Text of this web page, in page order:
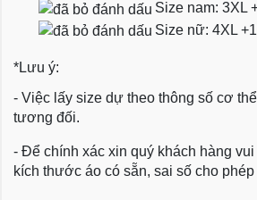
Size nam: 3XL
Size nữ: 4XL
*Lưu ý:
- Việc lấy size dự theo thông số cơ
tương đối.
- Để chính xác xin quý khách hàng
kích thước áo có sẵn, sai số cho phép